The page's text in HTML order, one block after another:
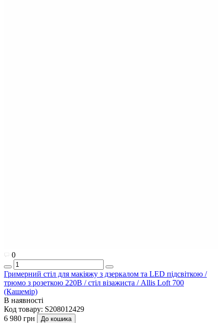
0
Гримерний стіл для макіяжу з дзеркалом та LED підсвіткою /
трюмо з розеткою 220В / стіл візажиста / Allis Loft 700
(Кашемір)
В наявності
Код товару: S208012429
6 980 грн
До кошика